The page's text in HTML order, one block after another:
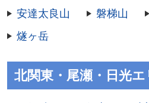
安達太良山
磐梯山
燧ヶ岳
北関東・尾瀬・日光エ